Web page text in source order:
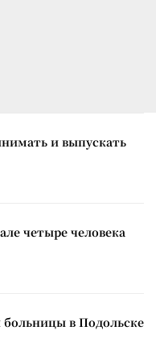
и выпускать
четыре человека
в Подольске